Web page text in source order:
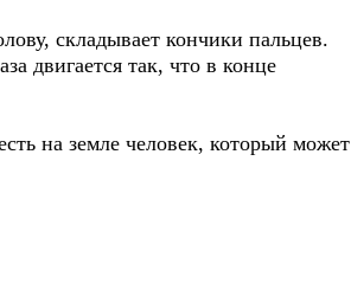
складывает кончики пальцев.
двигается так, что в конце
на земле человек, который может